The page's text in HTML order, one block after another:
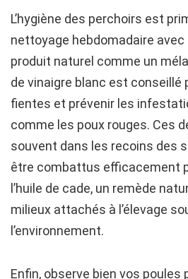
L’hygiène des perchoirs est
nettoyage hebdomadaire avec
produit naturel comme un
de vinaigre blanc est conseillé
fientes et prévenir les
comme les poux rouges. Ces
souvent dans les recoins des
être combattus efficacement
l’huile de cade, un remède
milieux attachés à l’élevage
l’environnement.
Enfin, observe bien vos